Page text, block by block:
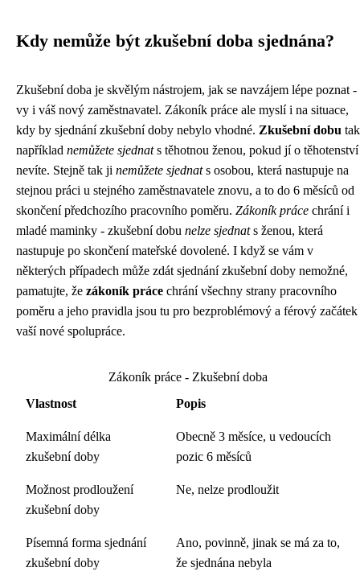
Kdy nemůže být zkušební doba sjednána?
Zkušební doba je skvělým nástrojem, jak se navzájem lépe poznat -
vy i váš nový zaměstnavatel. Zákoník práce ale myslí i na situace,
kdy by sjednání zkušební doby nebylo vhodné. Zkušební dobu tak
například nemůžete sjednats těhotnou ženou, pokud jí o těhotenství
nevíte. Stejně tak ji nemůžete sjednats osobou, která nastupuje na
stejnou práci u stejného zaměstnavatele znovu, a to do 6 měsíců od
skončení předchozího pracovního poměru. Zákoník práce chrání i
mladé maminky - zkušební dobu nelze sjednats ženou, která
nastupuje po skončení mateřské dovolené. I když se vám v
některých případech může zdát sjednání zkušební doby nemožné,
pamatujte, že zákoník práce chrání všechny strany pracovního
poměru a jeho pravidla jsou tu pro bezproblémový a férový začátek
vaší nové spolupráce.
Zákoník práce - Zkušební doba
Vlastnost
Popis
Maximální délka
zkušební doby
Obecně 3 měsíce, u vedoucích
pozic 6 měsíců
Možnost prodloužení
zkušební doby
Ne, nelze prodloužit
Písemná forma sjednání
zkušební doby
Ano, povinně, jinak se má za to,
že sjednána nebyla